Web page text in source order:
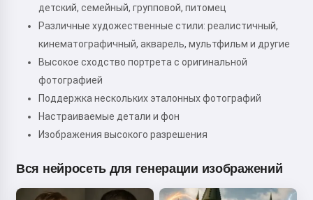
детский, семейный, групповой, питомец
Различные художественные стили: реалистичный,
кинематографичный, акварель, мультфильм и другие
Высокое сходство портрета с оригинальной
фотографией
Поддержка нескольких эталонных фотографий
Настраиваемые детали и фон
Изображения высокого разрешения
Вся нейросеть для генерации изображений